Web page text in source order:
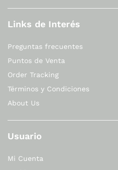
Links de Interés
Preguntas frecuentes
Puntos de Venta
Order Tracking
Términos y Condiciones
About Us
Usuario
Mi Cuenta